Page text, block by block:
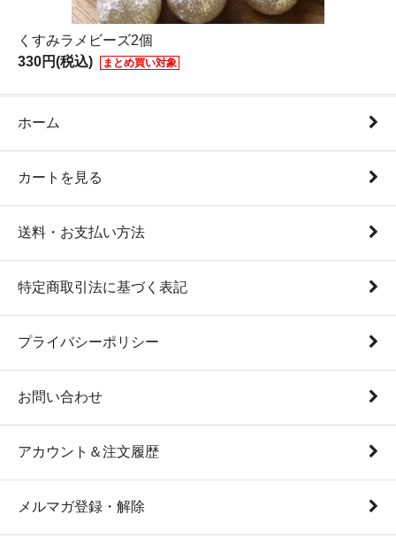
くすみラメビーズ2個
330円(税込)
まとめ買い対象
ホーム
カートを見る
送料・お支払い方法
特定商取引法に基づく表記
プライバシーポリシー
お問い合わせ
アカウント＆注文履歴
メルマガ登録・解除